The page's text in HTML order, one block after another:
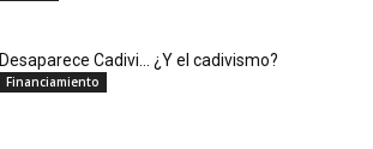
Desaparece Cadivi… ¿Y el cadivismo?
Financiamiento